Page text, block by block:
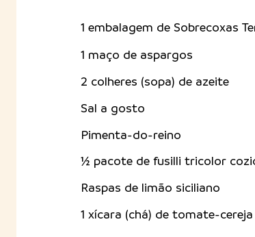
1 embalagem de Sobrecoxas
1 maço de aspargos
2 colheres (sopa) de azeite
Sal a gosto
Pimenta-do-reino
½ pacote de fusilli tricolor
Raspas de limão siciliano
1 xícara (chá) de tomate-